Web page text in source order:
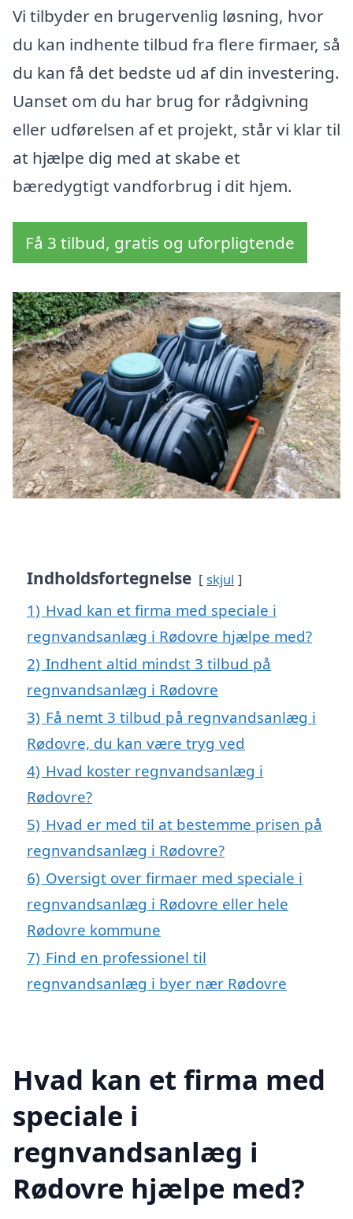
Vi tilbyder en brugervenlig løsning, hvor
du kan indhente tilbud fra flere firmaer, så
du kan få det bedste ud af din investering.
Uanset om du har brug for rådgivning
eller udførelsen af et projekt, står vi klar til
at hjælpe dig med at skabe et
bæredygtigt vandforbrug i dit hjem.
Få 3 tilbud, gratis og uforpligtende
Indholdsfortegnelse skjul
1) Hvad kan et firma med speciale i
regnvandsanlæg i Rødovre hjælpe med?
2) Indhent altid mindst 3 tilbud på
regnvandsanlæg i Rødovre
3) Få nemt 3 tilbud på regnvandsanlæg i
Rødovre, du kan være tryg ved
4) Hvad koster regnvandsanlæg i
Rødovre?
5) Hvad er med til at bestemme prisen på
regnvandsanlæg i Rødovre?
6) Oversigt over firmaer med speciale i
regnvandsanlæg i Rødovre eller hele
Rødovre kommune
7) Find en professionel til
regnvandsanlæg i byer nær Rødovre
Hvad kan et firma med
speciale i
regnvandsanlæg i
Rødovre hjælpe med?